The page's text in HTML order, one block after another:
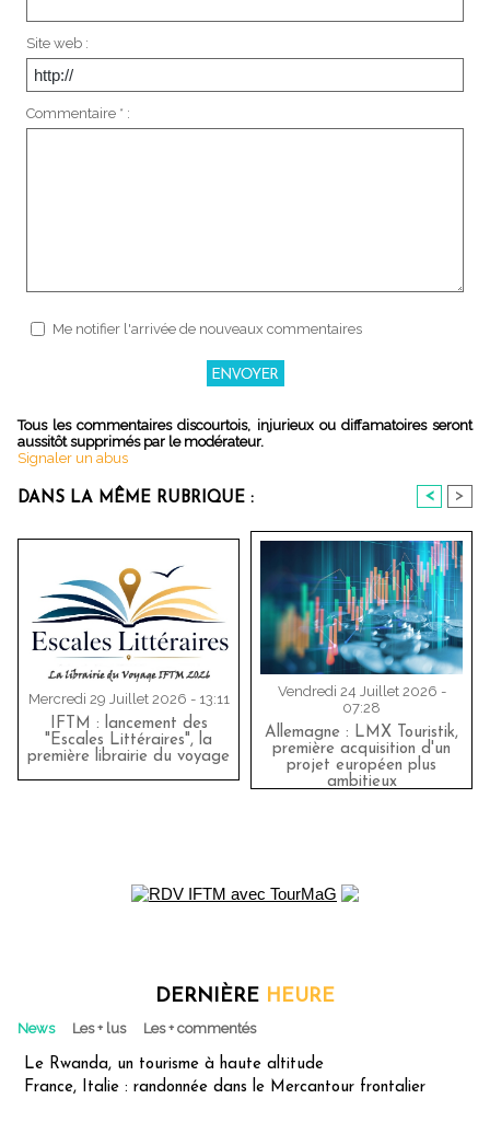
Site web :
Commentaire * :
Me notifier l'arrivée de nouveaux commentaires
Tous les commentaires discourtois, injurieux ou diffamatoires seront
aussitôt supprimés par le modérateur.
Signaler un abus
DANS LA MÊME RUBRIQUE : < >
Mercredi 29 Juillet 2026 - 13:11
IFTM : lancement des
"Escales Littéraires", la
première librairie du voyage
Vendredi 24 Juillet 2026 -
07:28
Allemagne : LMX Touristik,
première acquisition d'un
projet européen plus
ambitieux
DERNIÈRE HEURE
News Les + lus Les + commentés
Le Rwanda, un tourisme à haute altitude
France, Italie : randonnée dans le Mercantour frontalier